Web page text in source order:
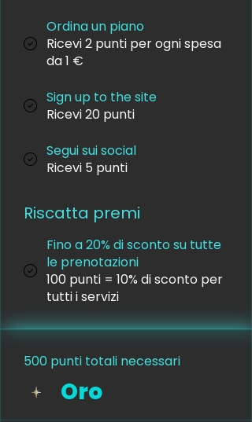
Ordina un piano
Ricevi 2 punti per ogni spesa
da 1 €
Sign up to the site
Ricevi 20 punti
Segui sui social
Ricevi 5 punti
Riscatta premi
Fino a 20% di sconto su tutte
le prenotazioni
100 punti = 10% di sconto per
tutti i servizi
Oro
500 punti totali necessari